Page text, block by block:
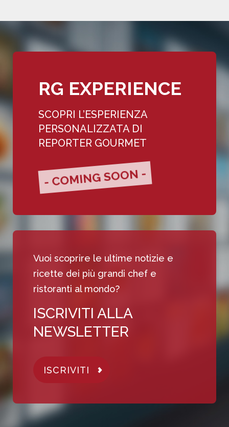
RG EXPERIENCE
SCOPRI L’ESPERIENZA
PERSONALIZZATA DI
REPORTER GOURMET
- COMING SOON -
Vuoi scoprire le ultime notizie e
ricette dei più grandi chef e
ristoranti al mondo?
ISCRIVITI ALLA
NEWSLETTER
ISCRIVITI